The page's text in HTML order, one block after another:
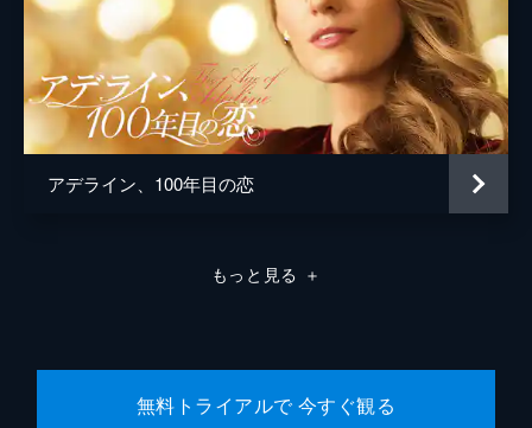
アデライン、100年目の恋
もっと見る ＋
無料トライアルで 今すぐ観る